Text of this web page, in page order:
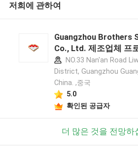
저희에 관하여
Guangzhou Brothers
Co., Ltd. 제조업체 프
NO.33 Nan'an Road
District, Guangzhou
China. ,중국
5.0
확인된 공급자
더 많은 것을 전망하